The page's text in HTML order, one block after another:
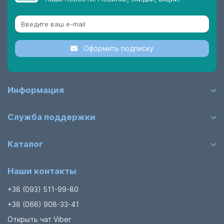
Оформить подписку
Информация
Служба поддержки
Каталог
Наши контакты
+38 (093) 511-99-80
+38 (066) 908-33-41
Открыть чат Viber